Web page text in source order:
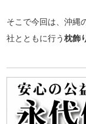
そこで今回は、沖縄
社とともに行う枕飾